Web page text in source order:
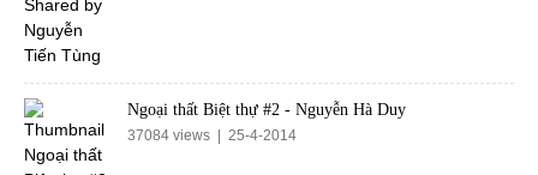
Ngoại thất Biệt thự #2 - Nguyễn Hà Duy
37084 views | 25-4-2014